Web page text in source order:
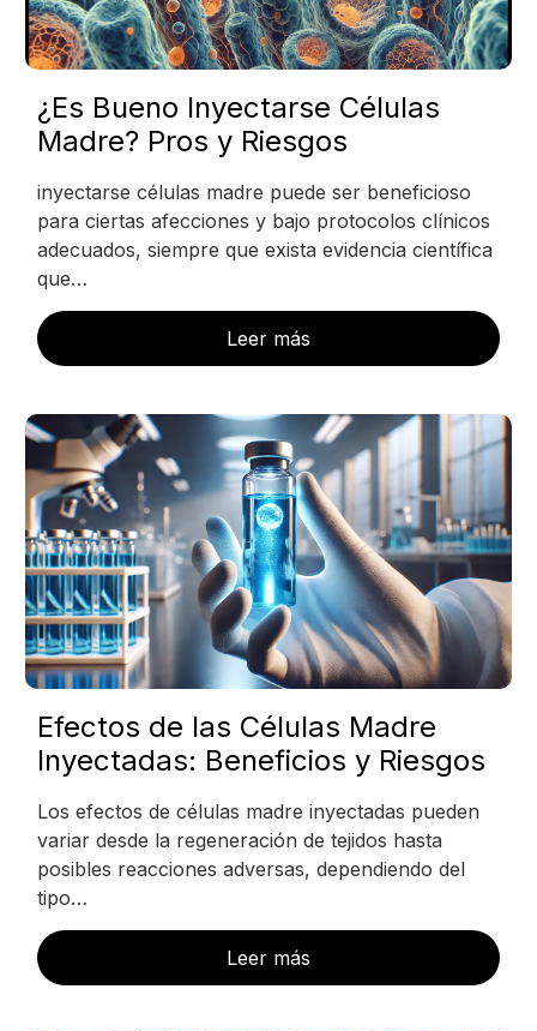
¿Es Bueno Inyectarse Células
Madre? Pros y Riesgos
inyectarse células madre puede ser beneficioso
para ciertas afecciones y bajo protocolos clínicos
adecuados, siempre que exista evidencia científica
que…
Leer más
Efectos de las Células Madre
Inyectadas: Beneficios y Riesgos
Los efectos de células madre inyectadas pueden
variar desde la regeneración de tejidos hasta
posibles reacciones adversas, dependiendo del
tipo…
Leer más